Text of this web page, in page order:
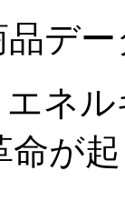
デ
ネ
命が